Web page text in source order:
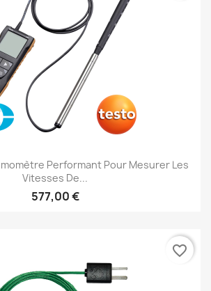
Performant Pour Mesurer Les
Vitesses De...
577,00 €
favorite_border